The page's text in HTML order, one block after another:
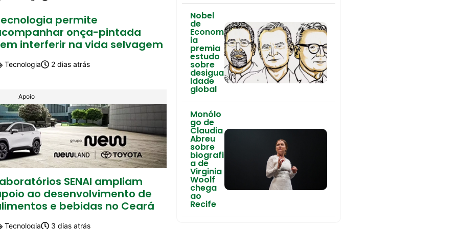
permite
onça-pintada
interferir na vida selvagem
Tecnologia 2 dias atrás
Apoio
SENAI ampliam
ao desenvolvimento de
e bebidas no Ceará
Tecnologia 3 dias atrás
Nobel
de
Econom
ia
premia
estudo
sobre
desigua
ldade
global
Monólo
go de
Claudia
Abreu
sobre
biografi
a de
Virginia
Woolf
chega
ao
Recife